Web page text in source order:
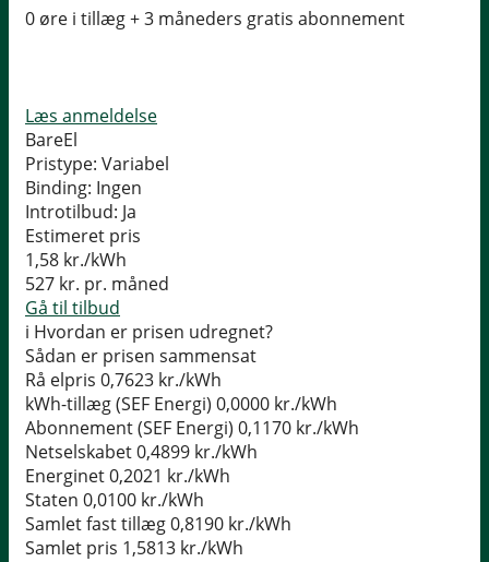
0 øre i tillæg + 3 måneders gratis abonnement
Læs anmeldelse
BareEl
Pristype: Variabel
Binding: Ingen
Introtilbud: Ja
Estimeret pris
1,58 kr./kWh
527 kr. pr. måned
Gå til tilbud
i Hvordan er prisen udregnet?
Sådan er prisen sammensat
Rå elpris 0,7623 kr./kWh
kWh-tillæg (SEF Energi) 0,0000 kr./kWh
Abonnement (SEF Energi) 0,1170 kr./kWh
Netselskabet0,4899 kr./kWh
Energinet0,2021 kr./kWh
Staten 0,0100 kr./kWh
Samlet fast tillæg0,8190 kr./kWh
Samlet pris 1,5813 kr./kWh